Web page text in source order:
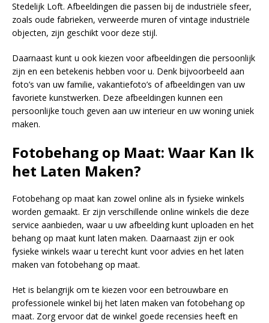
Stedelijk Loft. Afbeeldingen die passen bij de industriële sfeer,
zoals oude fabrieken, verweerde muren of vintage industriële
objecten, zijn geschikt voor deze stijl.
Daarnaast kunt u ook kiezen voor afbeeldingen die persoonlijk
zijn en een betekenis hebben voor u. Denk bijvoorbeeld aan
foto’s van uw familie, vakantiefoto’s of afbeeldingen van uw
favoriete kunstwerken. Deze afbeeldingen kunnen een
persoonlijke touch geven aan uw interieur en uw woning uniek
maken.
Fotobehang op Maat: Waar Kan Ik
het Laten Maken?
Fotobehang op maat kan zowel online als in fysieke winkels
worden gemaakt. Er zijn verschillende online winkels die deze
service aanbieden, waar u uw afbeelding kunt uploaden en het
behang op maat kunt laten maken. Daarnaast zijn er ook
fysieke winkels waar u terecht kunt voor advies en het laten
maken van fotobehang op maat.
Het is belangrijk om te kiezen voor een betrouwbare en
professionele winkel bij het laten maken van fotobehang op
maat. Zorg ervoor dat de winkel goede recensies heeft en